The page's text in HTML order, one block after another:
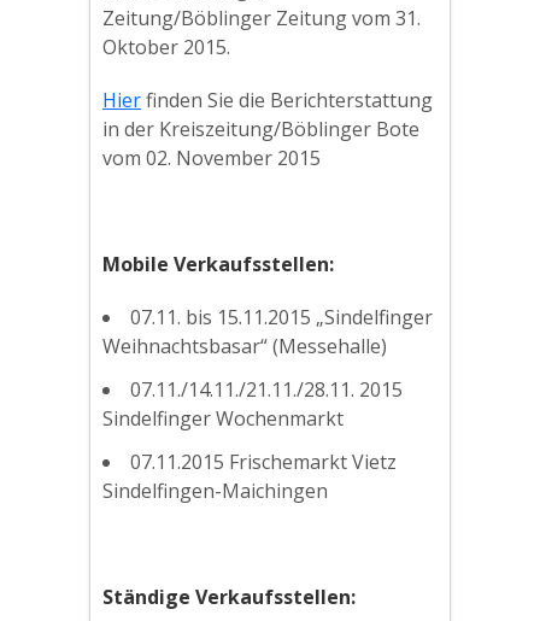
Zeitung/Böblinger Zeitung vom 31.
Oktober 2015.
Hierfinden Sie die Berichterstattung
in der Kreiszeitung/Böblinger Bote
vom 02. November 2015
Mobile Verkaufsstellen:
07.11. bis 15.11.2015 „Sindelfinger
Weihnachtsbasar“ (Messehalle)
07.11./14.11./21.11./28.11. 2015
Sindelfinger Wochenmarkt
07.11.2015 Frischemarkt Vietz
Sindelfingen-Maichingen
Ständige Verkaufsstellen: